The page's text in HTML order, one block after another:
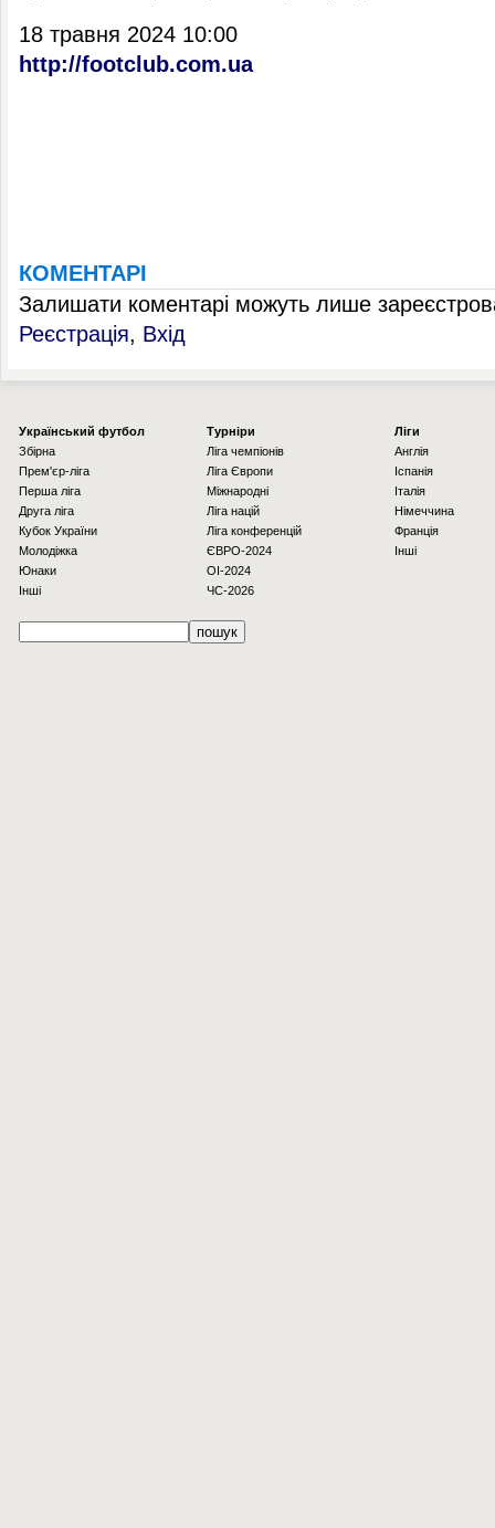
18 травня 2024 10:00
http://footclub.com.ua
КОМЕНТАРІ
Залишати коментарі можуть лише
Реєстрація, Вхід
Українcький футбол
Збірна
Прем'єр-ліга
Перша ліга
Друга ліга
Кубок України
Молодіжка
Юнаки
Інші
Турніри
Ліга чемпіонів
Ліга Європи
Міжнародні
Ліга націй
Ліга конференцій
ЄВРО-2024
OI-2024
ЧС-2026
Ліги
Англія
Іспанія
Італія
Німеччина
Франція
Інші